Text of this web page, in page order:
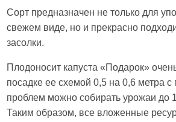
Сорт предназначен не только для
свежем виде, но и прекрасно
засолки.
Плодоносит капуста «Подарок»
посадке ее схемой 0,5 на 0,6 метра
проблем можно собирать урожаи до
Таким образом, все вложенные